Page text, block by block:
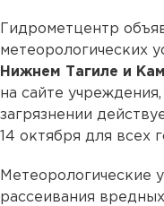
Гидрометцентр
метеорологических
Нижнем Тагиле и
на сайте
загрязнении
14 октября для всех
Метеорологические
рассеивания